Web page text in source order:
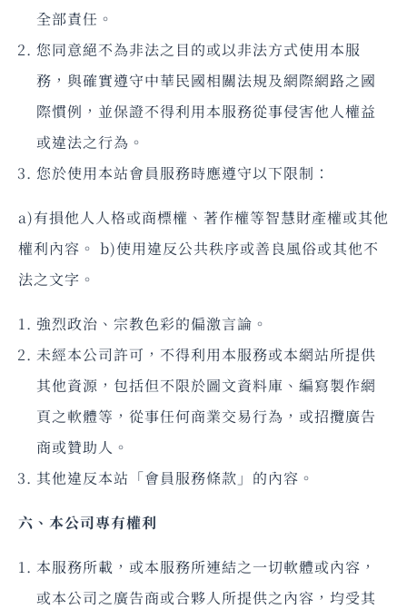
全部責任。
您同意絕不為非法之目的或以非法方式使用本服
務，與確實遵守中華民國相關法規及網際網路之國
際慣例，並保證不得利用本服務從事侵害他人權益
或違法之行為。
您於使用本站會員服務時應遵守以下限制：
a)有損他人人格或商標權、著作權等智慧財產權或其他
權利內容。 b)使用違反公共秩序或善良風俗或其他不
法之文字。
強烈政治、宗教色彩的偏激言論。
未經本公司許可，不得利用本服務或本網站所提供
其他資源，包括但不限於圖文資料庫、編寫製作網
頁之軟體等，從事任何商業交易行為，或招攬廣告
商或贊助人。
其他違反本站「會員服務條款」的內容。
六、本公司專有權利
本服務所載，或本服務所連結之一切軟體或內容，
或本公司之廣告商或合夥人所提供之內容，均受其